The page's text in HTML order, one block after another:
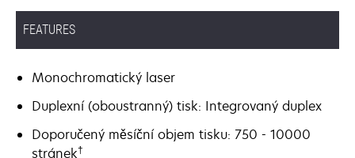
FEATURES
Monochromatický laser
Duplexní (oboustranný) tisk: Integrovaný duplex
Doporučený měsíční objem tisku: 750 - 10000
stránek†